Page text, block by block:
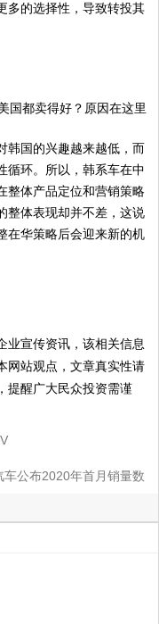
多的选择性，导致转投其
韩国的兴趣越来越低，而
循环。所以，韩系车在中
整体产品定位和营销策略
整体表现却并不差，这说
在华策略后会迎来新的机
业宣传资讯，该相关信息
网站观点，文章真实性请
提醒广大民众投资需谨
车公布2020年首月销量数
销量抢眼，市占率超45%